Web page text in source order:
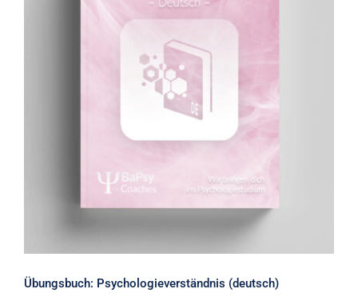
Übungsbuch: Psychologieverständnis
(deutsch)
Übungsbuch: Psychologieverständnis (deutsch)